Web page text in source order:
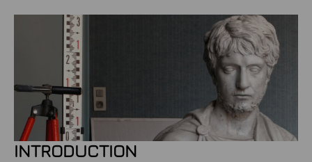
INTRODUCTION